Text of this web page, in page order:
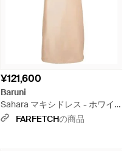
¥121,600
Baruni
Sahara マキシドレス - ホワイ
ト
FARFETCHの商品